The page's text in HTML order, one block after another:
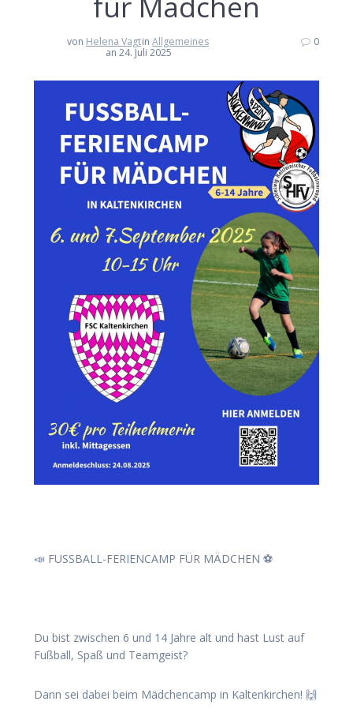
von Helena VagtinAllgemeines
an 24. Juli 2025
0
📣 FUSSBALL-FERIENCAMP FÜR MÄDCHEN ⚽️
Du bist zwischen 6 und 14 Jahre alt und hast Lust auf
Fußball, Spaß und Teamgeist?
Dann sei dabei beim Mädchencamp in Kaltenkirchen! 🙌